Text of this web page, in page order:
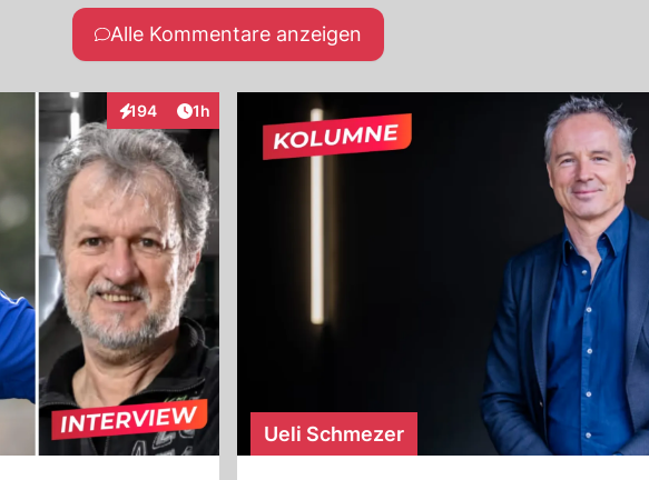
Alle Kommentare anzeigen
194
InteraktionenArtikel veröffentlicht:
1h
Ueli Schmezer